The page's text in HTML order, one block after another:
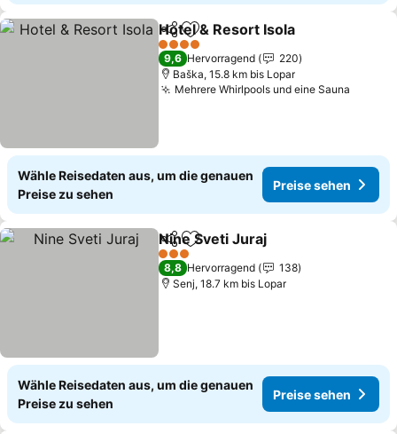
TeilenZu Favoriten hinzufügen
Hotel & Resort Isola
4 Sterne
9,6 Hervorragend
220
Baška, 15.8 km bis Lopar
Mehrere Whirlpools und eine Sauna
Wähle Reisedaten aus, um die genauen
Preise zu sehen
Preise sehen
TeilenZu Favoriten hinzufügen
Nine Sveti Juraj
3 Sterne
8,8 Hervorragend
138
Senj, 18.7 km bis Lopar
Wähle Reisedaten aus, um die genauen
Preise zu sehen
Preise sehen